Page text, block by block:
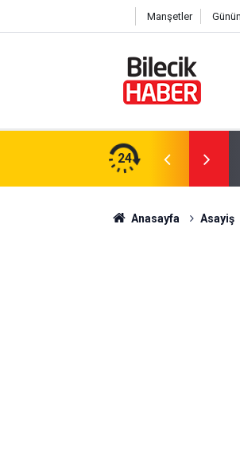
Manşetler
24
"Türkiye’nin Geleceğini İnşa Edeceğiz"
Anasayfa Asayiş